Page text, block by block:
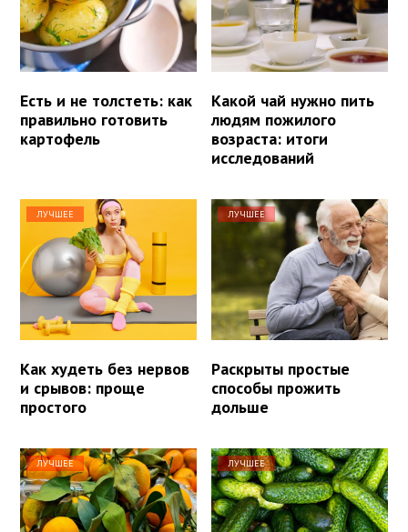
Есть и не толстеть: как
правильно готовить
картофель
Какой чай нужно пить
людям пожилого
возраста: итоги
исследований
ЛУЧШЕЕ
Как худеть без нервов
и срывов: проще
простого
ЛУЧШЕЕ
Раскрыты простые
способы прожить
дольше
ЛУЧШЕЕ ЛУЧШЕЕ